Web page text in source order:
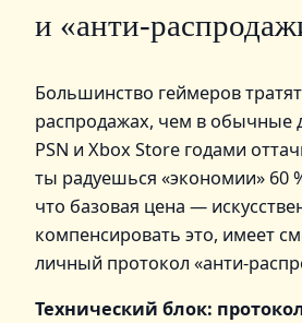
и
Большинство геймеров
распродажах, чем в обычные
PSN и Xbox Store годами
ты радуешься «экономии» 60
что базовая цена —
компенсировать это, имеет
личный протокол
Технический блок: